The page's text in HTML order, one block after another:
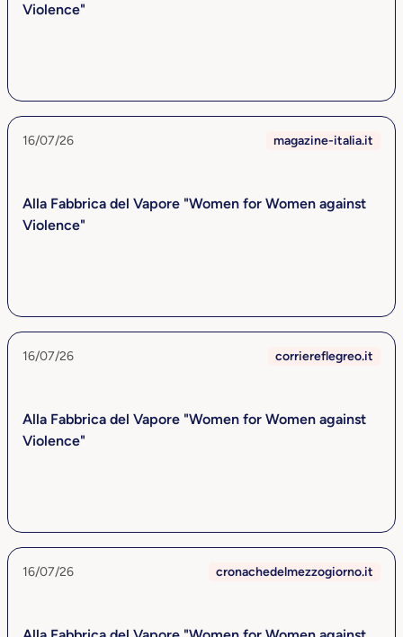
Violence"
16/07/26 magazine-italia.it
Alla Fabbrica del Vapore "Women for Women against
Violence"
16/07/26 corriereflegreo.it
Alla Fabbrica del Vapore "Women for Women against
Violence"
16/07/26 cronachedelmezzogiorno.it